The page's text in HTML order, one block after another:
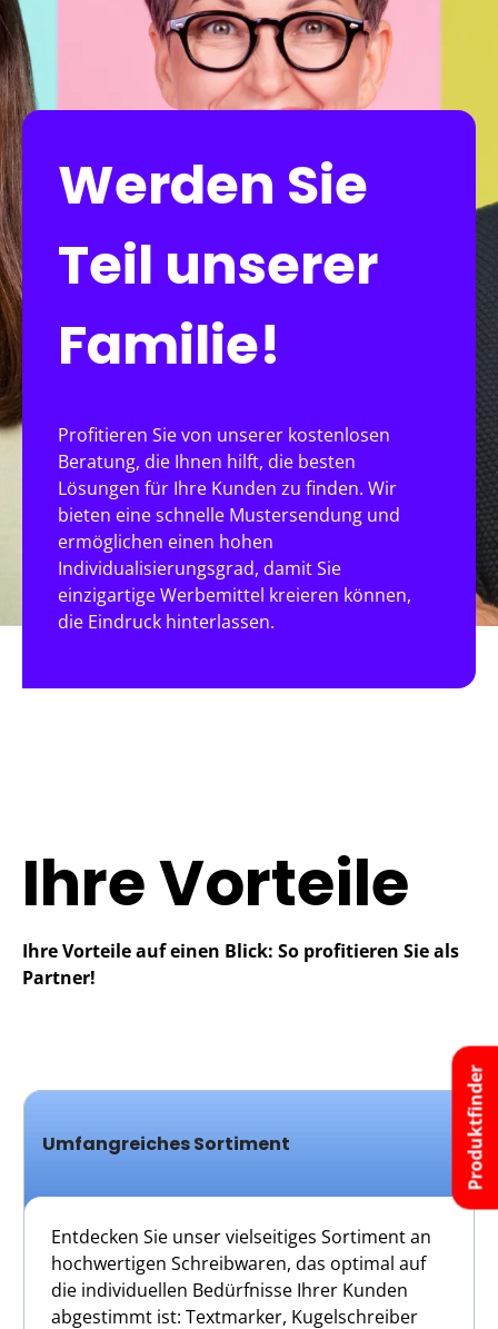
Werden Sie
Teil unserer
Familie!
Profitieren Sie von unserer kostenlosen
Beratung, die Ihnen hilft, die besten
Lösungen für Ihre Kunden zu finden. Wir
bieten eine schnelle Mustersendung und
ermöglichen einen hohen
Individualisierungsgrad, damit Sie
einzigartige Werbemittel kreieren können,
die Eindruck hinterlassen.
Ihre Vorteile
Ihre Vorteile auf einen Blick: So profitieren Sie als
Partner!
Umfangreiches Sortiment
Entdecken Sie unser vielseitiges Sortiment an
hochwertigen Schreibwaren, das optimal auf
die individuellen Bedürfnisse Ihrer Kunden
abgestimmt ist: Textmarker, Kugelschreiber
Produktfinder